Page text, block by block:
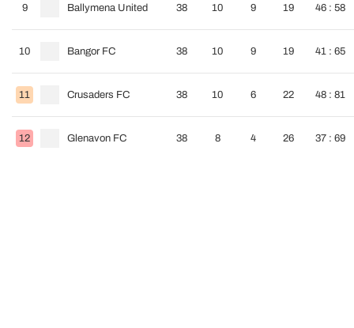
9 Ballymena United 38 10 9 19 46 : 58
10 Bangor FC 38 10 9 19 41 : 65
11 Crusaders FC 38 10 6 22 48 : 81
12 Glenavon FC 38 8 4 26 37 : 69